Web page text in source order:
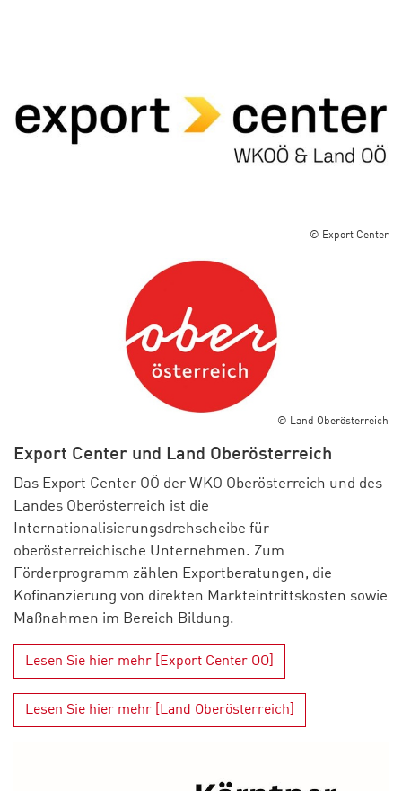
© Export Center
© Land Oberösterreich
Export Center und Land Oberösterreich
Das Export Center OÖ der WKO Oberösterreich und des
Landes Oberösterreich ist die
Internationalisierungsdrehscheibe für
oberösterreichische Unternehmen. Zum
Förderprogramm zählen Exportberatungen, die
Kofinanzierung von direkten Markteintrittskosten sowie
Maßnahmen im Bereich Bildung.
Lesen Sie hier mehr [Export Center OÖ]
Lesen Sie hier mehr [Land Oberösterreich]